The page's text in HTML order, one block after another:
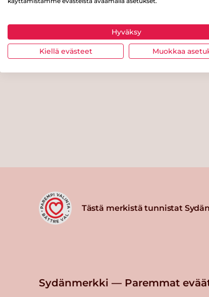
Tästä merkistä tunnistat
Sydänmerkki — Paremmat
Hyväksy
Kiellä evästeet Muokkaa